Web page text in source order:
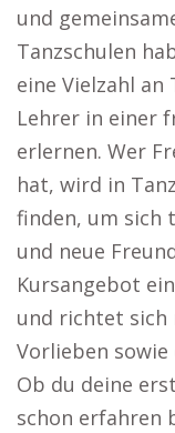
und
Tanzschulen
eine Vielzahl
Lehrer in einer
erlernen. Wer
hat, wird in
finden, um sich
und neue
Kursangebot
und richtet sich
Vorlieben
Ob du deine
schon erfahren